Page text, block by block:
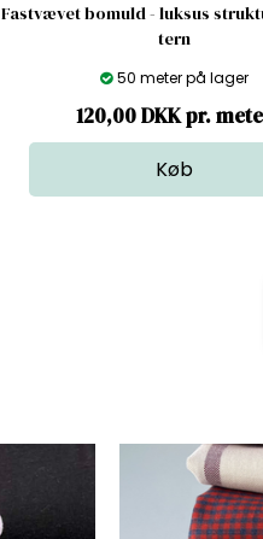
Fastvævet bomuld - luksus
tern
50 meter på lager
120,00 DKK pr.